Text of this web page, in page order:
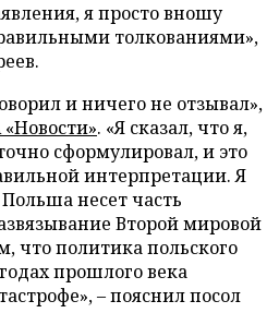
я просто вношу
толкованиями»,
и ничего не отзывал»,
. «Я сказал, что я,
сформулировал, и это
интерпретации. Я
несет часть
Второй мировой
что политика польского
прошлого века
– пояснил посол